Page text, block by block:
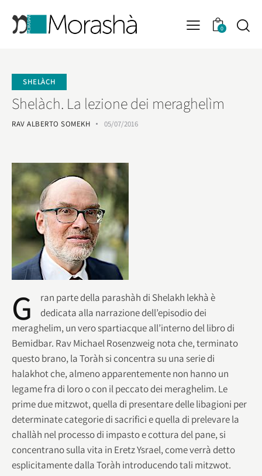
0
SHELÀCH
Shelàch. La lezione dei meraghelìm
RAV ALBERTO SOMEKH 05/07/2016
G
ran parte della parashàh di Shelakh lekhà è
dedicata alla narrazione dell’episodio dei
meraghelim, un vero spartiacque all’interno del libro di
Bemidbar. Rav Michael Rosenzweig nota che, terminato
questo brano, la Toràh si concentra su una serie di
halakhot che, almeno apparentemente non hanno un
legame fra di loro o con il peccato dei meraghelim. Le
prime due mitzwot, quella di presentare delle libagioni per
determinate categorie di sacrifici e quella di prelevare la
challàh nel processo di impasto e cottura del pane, si
concentrano sulla vita in Eretz Ysrael, come verrà detto
esplicitamente dalla Toràh introducendo tali mitzwot.